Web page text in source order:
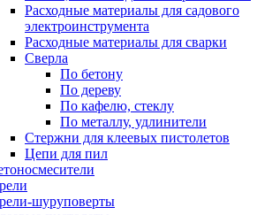
Расходные материалы для садового
электроинструмента
Расходные материалы для сварки
Сверла
По бетону
По дереву
По кафелю, стеклу
По металлу, удлинители
Стержни для клеевых пистолетов
Цепи для пил
шуруповерты